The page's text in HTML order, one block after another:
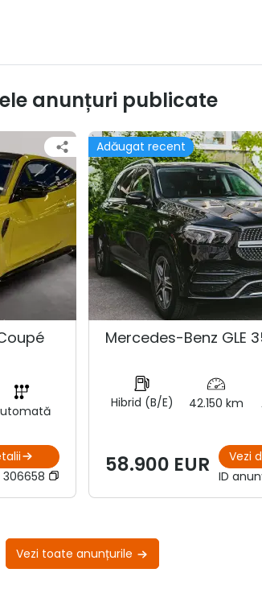
anunțuri publicate
306658
Adăugat recent
Mercedes-Benz GLE
Hibrid (B/E) 42.150 km
58.900 EUR
Vezi
ID
Vezi toate anunțurile